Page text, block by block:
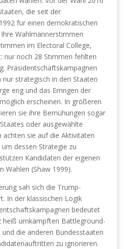
die seit der
für einen demokratischen
Wahlmännerstimmen
im Electoral College,
nur noch 28 Stimmen fehlten
Präsidentschaftskampagnen
nur strategisch in den Staaten
eng und das Erringen der
erscheinen. In größeren
sie ihre Bemühungen sogar
oder ausgewählte
achten sie auf die Aktivitäten
dessen Strategie zu
Kandidaten der eigenen
Wahlen (Shaw 1999).
sah sich die Trump-
In der klassischen Logik
bedeutet
heiß umkämpften Battleground-
die anderen Bundesstaaten
zu ignorieren.